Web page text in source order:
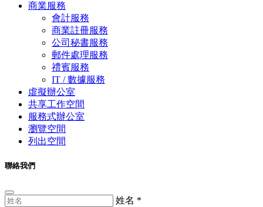
商業服務
會計服務
商業註冊服務
公司秘書服務
郵件處理服務
禮賓服務
IT / 數據服務
虛擬辦公室
共享工作空間
服務式辦公室
瀏覽空間
列出空間
聯絡我們
姓名 *